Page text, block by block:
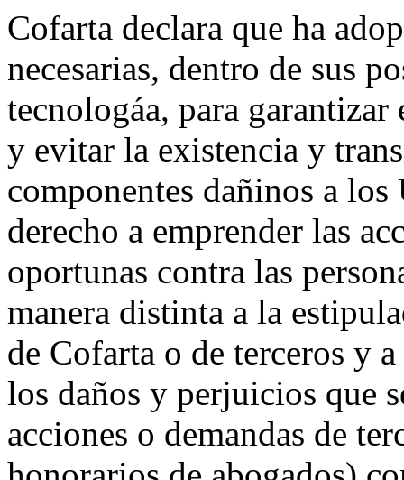
Cofarta declara que ha
necesarias, dentro de sus
tecnologáa, para
y evitar la existencia y
componentes dañinos a
derecho a emprender las
oportunas contra las
manera distinta a la
de Cofarta o de terceros y
los daños y perjuicios que
acciones o demandas de